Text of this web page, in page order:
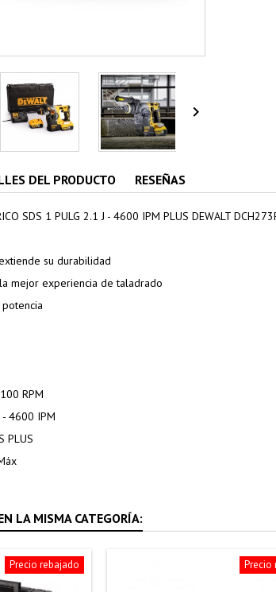

DEL PRODUCTO RESEÑAS
SDS 1 PULG 2.1 J - 4600 IPM PLUS DEWALT
su durabilidad
mejor experiencia de taladrado
RPM
4600 IPM
PLUS
LA MISMA CATEGORÍA:
Precio rebajado Precio